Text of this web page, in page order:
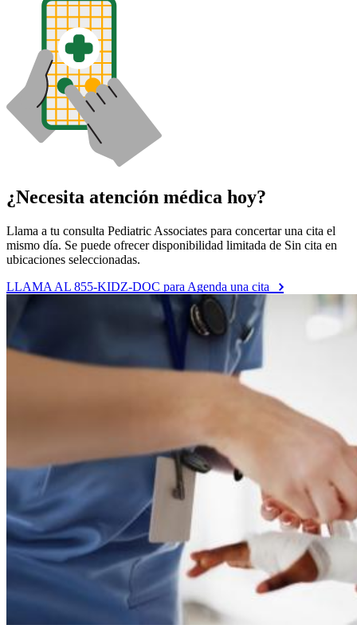
¿Necesita atención médica hoy?
Llama a tu consulta Pediatric Associates para concertar una cita el
mismo día. Se puede ofrecer disponibilidad limitada de Sin cita en
ubicaciones seleccionadas.
LLAMA AL 855-KIDZ-DOC para Agenda una cita